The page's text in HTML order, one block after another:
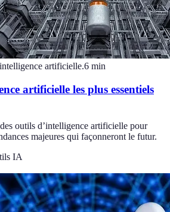
artificielle.6 min
artificielle les plus essentiels
outils d’intelligence artificielle pour
majeures qui façonneront le futur.
IA